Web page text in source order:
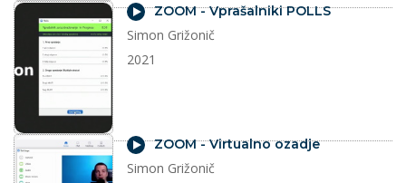
videoZOOM - Vprašalniki POLLS
Simon Grižonič
2021
videoZOOM - Virtualno ozadje
Simon Grižonič